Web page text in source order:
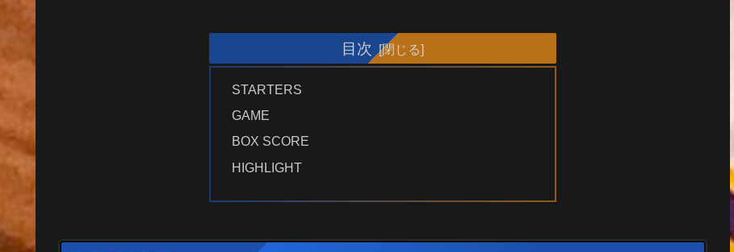
目次
STARTERS
GAME
BOX SCORE
HIGHLIGHT